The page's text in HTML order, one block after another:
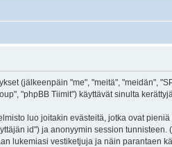
(jälkeenpäin "me", "meitä", "meidän",
"phpBB Tiimit") käyttävät sinulta
luo joitakin evästeitä, jotka ovat
id") ja anonyymin session
lukemiasi vestiketjuja ja näin parantaen